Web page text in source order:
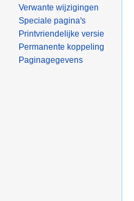
Verwante wijzigingen
Speciale pagina's
Printvriendelijke versie
Permanente koppeling
Paginagegevens